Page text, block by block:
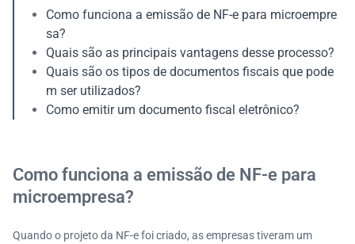
Como funciona a emissão de NF-e para microempre
sa?
Quais são as principais vantagens desse processo?
Quais são os tipos de documentos fiscais que pode
m ser utilizados?
Como emitir um documento fiscal eletrônico?
Como funciona a emissão de NF-e para
microempresa?
Quando o projeto da NF-e foi criado, as empresas tiveram um